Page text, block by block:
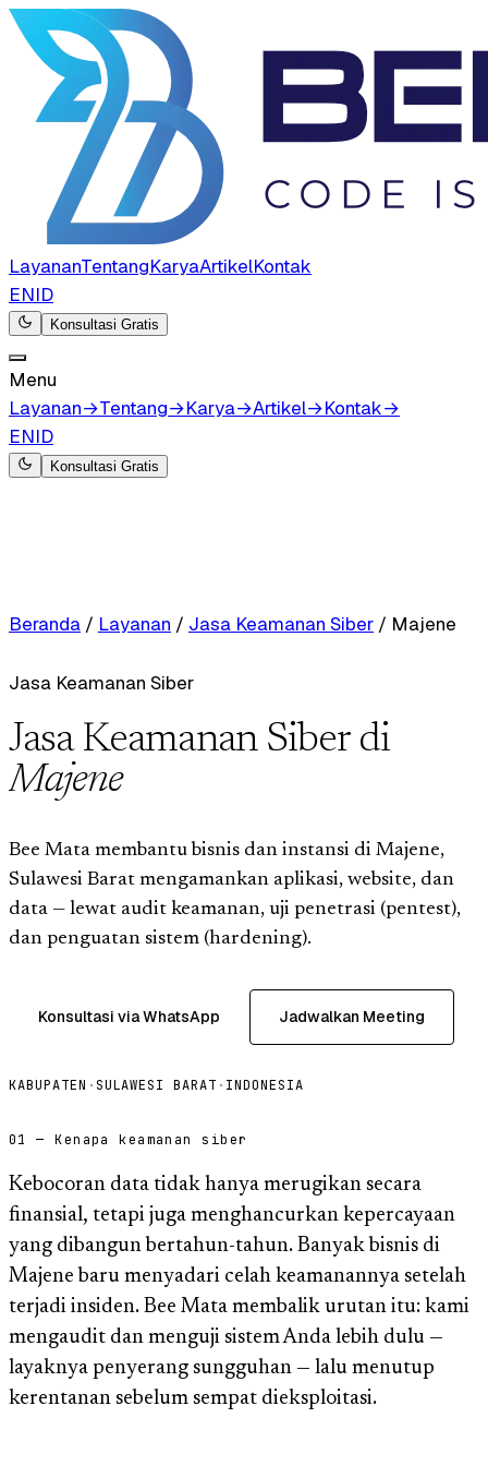
LayananTentangKaryaArtikelKontak
ENID
Konsultasi Gratis
Menu
Layanan→Tentang→Karya→Artikel→Kontak→
ENID
Konsultasi Gratis
Beranda / Layanan / Jasa Keamanan Siber / Majene
Jasa Keamanan Siber
Jasa Keamanan Siber di
Majene
Bee Mata membantu bisnis dan instansi di Majene,
Sulawesi Barat mengamankan aplikasi, website, dan
data — lewat audit keamanan, uji penetrasi (pentest),
dan penguatan sistem (hardening).
Konsultasi via WhatsApp Jadwalkan Meeting
KABUPATEN · SULAWESI BARAT · INDONESIA
01 — Kenapa keamanan siber
Kebocoran data tidak hanya merugikan secara
finansial, tetapi juga menghancurkan kepercayaan
yang dibangun bertahun-tahun. Banyak bisnis di
Majene baru menyadari celah keamanannya setelah
terjadi insiden. Bee Mata membalik urutan itu: kami
mengaudit dan menguji sistem Anda lebih dulu —
layaknya penyerang sungguhan — lalu menutup
kerentanan sebelum sempat dieksploitasi.